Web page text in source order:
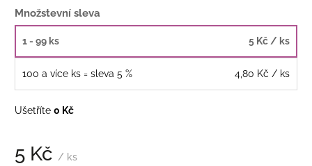
5 Kč / ks
Množstevní sleva
1 - 99 ks 5 Kč / ks
100 a více ks = sleva 5 % 4,80 Kč / ks
Ušetříte 0 Kč